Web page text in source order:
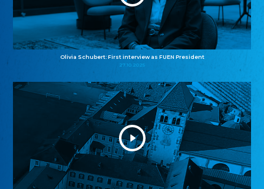
Olivia Schubert: First interview as FUEN President
27.10.2025